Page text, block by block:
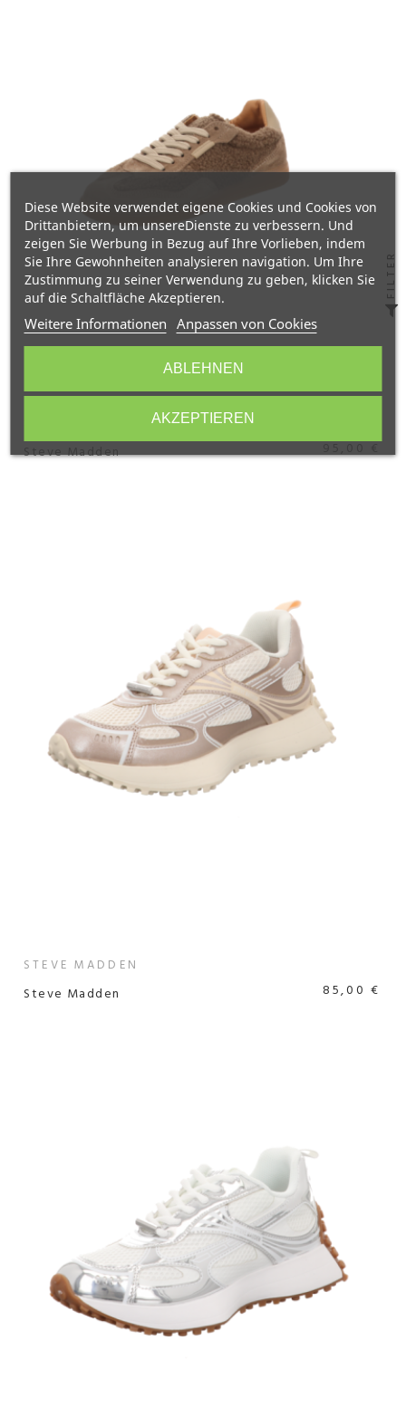
Diese Website verwendet eigene Cookies und Cookies von
Drittanbietern, um unsereDienste zu verbessern. Und
zeigen Sie Werbung in Bezug auf Ihre Vorlieben, indem
Sie Ihre Gewohnheiten analysieren navigation. Um Ihre
Zustimmung zu seiner Verwendung zu geben, klicken Sie
auf die Schaltfläche Akzeptieren.
Weitere Informationen Anpassen von Cookies
ABLEHNEN
AKZEPTIEREN
Steve Madden
STEVE MADDEN
Steve Madden 85,00 €
FILTER